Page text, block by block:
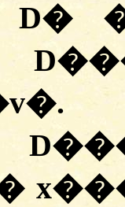
D�